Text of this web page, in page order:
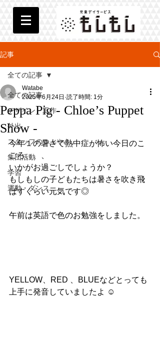
記事
全ての記事
デザイン・工作
外出
スタッフのつぶやき
集団活動
学習
運動・ダンス
全ての記事
Peppa Pig - Chloe’s Puppet
Show -
Watabe
2025年6月24日 読了時間: 1分
今年１の暑さで熱中症が怖い今日のこ
ごろ、、、
いかがお過ごしでしょうか？
もしもしの子どもたちは暑さを吹き飛
ばすくらい元気です◎
午前は英語で色のお勉強をしました。
YELLOW、RED 、BLUEなどとっても
上手に発音していましたよ ☺︎